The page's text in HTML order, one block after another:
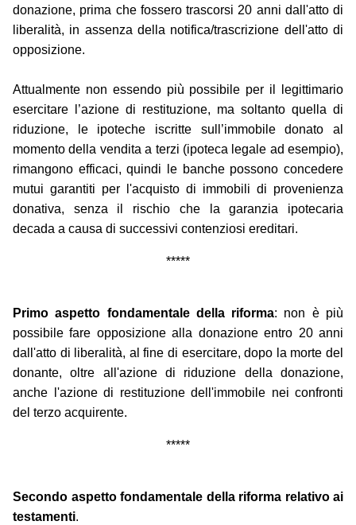
donazione, prima che fossero trascorsi 20 anni dall'atto di
liberalità, in assenza della notifica/trascrizione dell'atto di
opposizione.
Attualmente non essendo più possibile per il legittimario
esercitare l’azione di restituzione, ma soltanto quella di
riduzione, le ipoteche iscritte sull’immobile donato al
momento della vendita a terzi (ipoteca legale ad esempio),
rimangono efficaci, quindi le banche possono concedere
mutui garantiti per l'acquisto di immobili di provenienza
donativa, senza il rischio che la garanzia ipotecaria
decada a causa di successivi contenziosi ereditari.
*****
Primo aspetto fondamentale della riforma: non è più
possibile fare opposizione alla donazione entro 20 anni
dall'atto di liberalità, al fine di esercitare, dopo la morte del
donante, oltre all'azione di riduzione della donazione,
anche l'azione di restituzione dell'immobile nei confronti
del terzo acquirente.
*****
Secondo aspetto fondamentale della riforma relativo ai
testamenti.